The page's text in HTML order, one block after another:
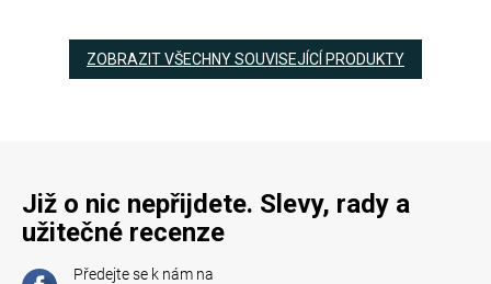
ZOBRAZIT VŠECHNY SOUVISEJÍCÍ PRODUKTY
Již o nic nepřijdete. Slevy, rady a
užitečné recenze
Předejte se k nám na